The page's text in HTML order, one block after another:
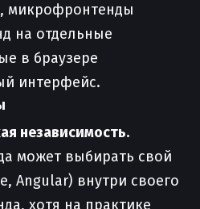
микрофронтенды
на отдельные
в браузере
интерфейс.
независимость.
может выбирать свой
Angular) внутри своего
хотя на практике